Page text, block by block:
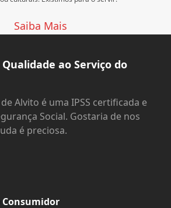
Saiba Mais
ao Serviço do
Alvito é uma IPSS certificada e
Social. Gostaria de nos
é preciosa.